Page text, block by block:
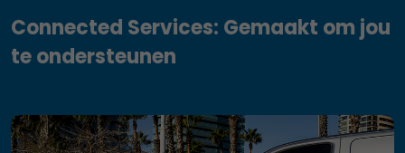
Connected Services: Gemaakt om jou
te ondersteunen